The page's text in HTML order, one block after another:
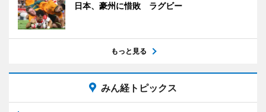
日本、豪州に惜敗 ラグビー
もっと見る
みん経トピックス